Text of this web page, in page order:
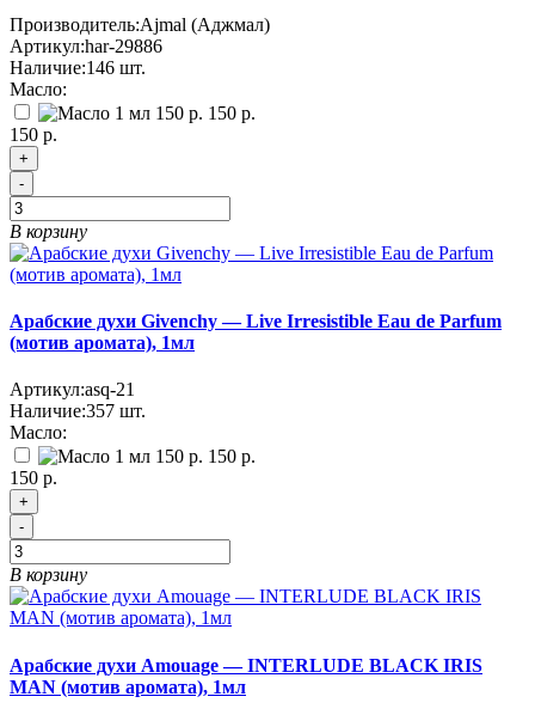
Производитель:Ajmal (Аджмал)
Артикул:har-29886
Наличие:146 шт.
Масло:
150 р.
150 р.
+
-
В корзину
Арабские духи Givenchy — Live Irresistible Eau de Parfum
(мотив аромата), 1мл
Артикул:asq-21
Наличие:357 шт.
Масло:
150 р.
150 р.
+
-
В корзину
Арабские духи Amouage — INTERLUDE BLACK IRIS
MAN (мотив аромата), 1мл